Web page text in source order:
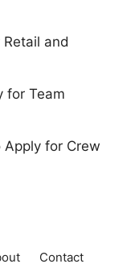
and
for Team
for Crew
Contact